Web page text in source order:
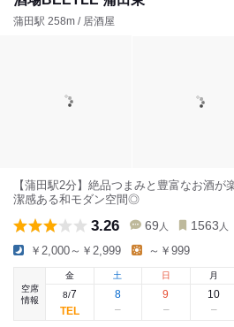
蒲田駅 258m / 居酒屋
【蒲田駅2分】絶品つまみと豊富なお酒
潔感ある和モダン空間◎
3.26 69 人 1563 人
￥2,000～￥2,999 ～￥999
空席
情報
金
8/7
土
8
日
9
月
10